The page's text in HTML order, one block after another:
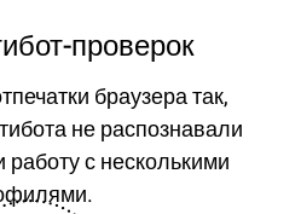
проверок
браузера так,
не распознавали
с несколькими